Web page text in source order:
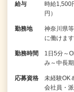
給与
時給1,500
円）
勤務地
神奈川県
に働けま
勤務時間
1日5分～
み～中長
応募資格
未経験OK
会社員・